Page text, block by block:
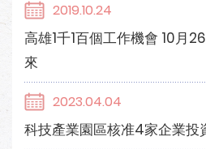
2019.10.24
高雄1千1百個工作機會 10月
來
2023.04.04
科技產業園區核准4家企業投